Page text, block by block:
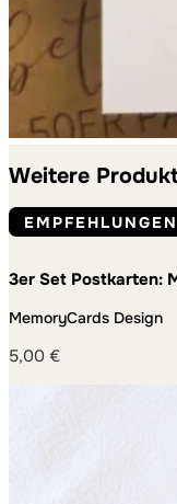
Weitere
EMPFEHLUNGEN
3er Set Postkarten:
MemoryCards Design
5,00 €